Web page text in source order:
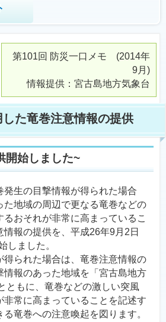
第101回 防災一口メモ (2014年
9月)
情報提供：宮古島地方気象台
した竜巻注意情報の提供
開始しました~
生の目撃情報が得られた場合
た地域の周辺で更なる竜巻などの
おそれが非常に高まっているこ
情報の提供を、平成26年9月2日
しました。
られた場合は、竜巻注意情報の
情報のあった地域を「宮古島地方
ともに、竜巻などの激しい突風
非常に高まっていることを記述す
竜巻への注意喚起を図ります。